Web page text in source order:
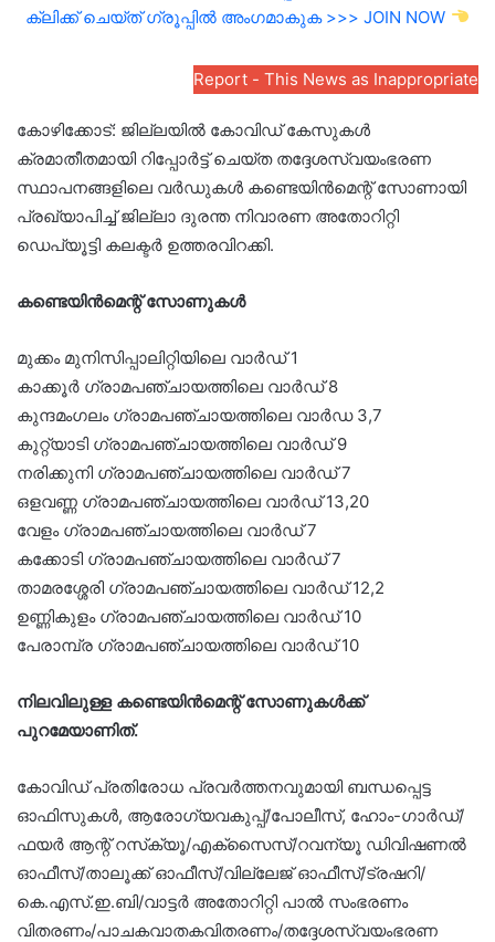
ക്ലിക്ക് ചെയ്ത് ഗ്രൂപ്പിൽ അംഗമാകുക >>> JOIN NOW
Report - This News as Inappropriate
കോഴിക്കോട്: ജില്ലയില്‍ കോവിഡ് കേസുകള്‍
ക്രമാതീതമായി റിപ്പോര്‍ട്ട് ചെയ്ത തദ്ദേശസ്വയംഭരണ
സ്ഥാപനങ്ങളിലെ വര്‍ഡുകള്‍ കണ്ടെയിന്‍മെന്റ് സോണായി
പ്രഖ്യാപിച്ച് ജില്ലാ ദുരന്ത നിവാരണ അതോറിറ്റി
ഡെപ്യൂട്ടി കലക്ടര്‍ ഉത്തരവിറക്കി.
കണ്ടെയിന്‍മെന്റ് സോണുകള്‍
മുക്കം മുനിസിപ്പാലിറ്റിയിലെ വാര്‍ഡ് 1
കാക്കൂര്‍ ഗ്രാമപഞ്ചായത്തിലെ വാര്‍ഡ് 8
കുന്ദമംഗലം ഗ്രാമപഞ്ചായത്തിലെ വാര്‍ഡ 3,7
കുറ്റ്യാടി ഗ്രാമപഞ്ചായത്തിലെ വാര്‍ഡ് 9
നരിക്കുനി ഗ്രാമപഞ്ചായത്തിലെ വാര്‍ഡ് 7
ഒളവണ്ണ ഗ്രാമപഞ്ചായത്തിലെ വാര്‍ഡ് 13,20
വേളം ഗ്രാമപഞ്ചായത്തിലെ വാര്‍ഡ് 7
കക്കോടി ഗ്രാമപഞ്ചായത്തിലെ വാര്‍ഡ് 7
താമരശ്ശേരി ഗ്രാമപഞ്ചായത്തിലെ വാര്‍ഡ് 12,2
ഉണ്ണികുളം ഗ്രാമപഞ്ചായത്തിലെ വാര്‍ഡ് 10
പേരാമ്പ്ര ഗ്രാമപഞ്ചായത്തിലെ വാര്‍ഡ് 10
നിലവിലുള്ള കണ്ടെയിന്‍മെന്റ് സോണുകള്‍ക്ക്
പുറമേയാണിത്.
കോവിഡ് പ്രതിരോധ പ്രവര്‍ത്തനവുമായി ബന്ധപ്പെട്ട
ഓഫിസുകള്‍, ആരോഗ്യവകുപ്പ്/പോലീസ്, ഹോം-ഗാര്‍ഡ്/
ഫയര്‍ ആന്റ് റസ്‌ക്യൂ/എക്സൈസ്/റവന്യൂ ഡിവിഷണല്‍
ഓഫീസ്/താലൂക്ക് ഓഫീസ്/വില്ലേജ് ഓഫീസ്/ട്രഷറി/
കെ.എസ്.ഇ.ബി/വാട്ടര്‍ അതോറിറ്റി പാല്‍ സംഭരണം
വിതരണം/പാചകവാതകവിതരണം/തദ്ദേശസ്വയംഭരണ